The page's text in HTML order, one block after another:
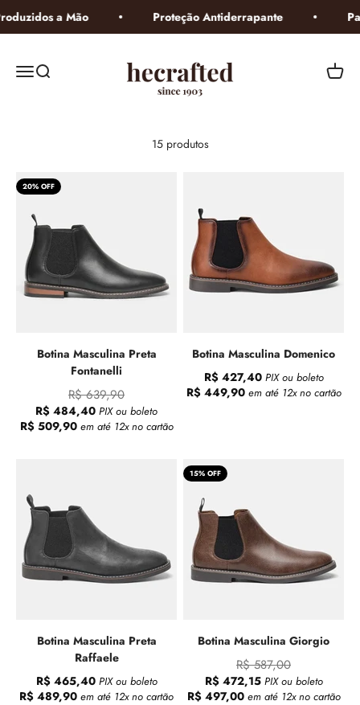
Pular para o conteúdo
a Mão Proteção Antiderrapante
MenuBuscar
15 produtos
20% OFF
Botina Masculina Preta
Fontanelli
R$ 639,90
R$ 484,40 PIX ou boleto
R$ 509,90 em até 12x no cartão
Botina Masculina Domenico
R$ 427,40 PIX ou boleto
R$ 449,90 em até 12x no cartão
Botina Masculina Preta
Raffaele
R$ 465,40 PIX ou boleto
R$ 489,90 em até 12x no cartão
15% OFF
Botina Masculina Giorgio
R$ 587,00
R$ 472,15 PIX ou boleto
R$ 497,00 em até 12x no cartão